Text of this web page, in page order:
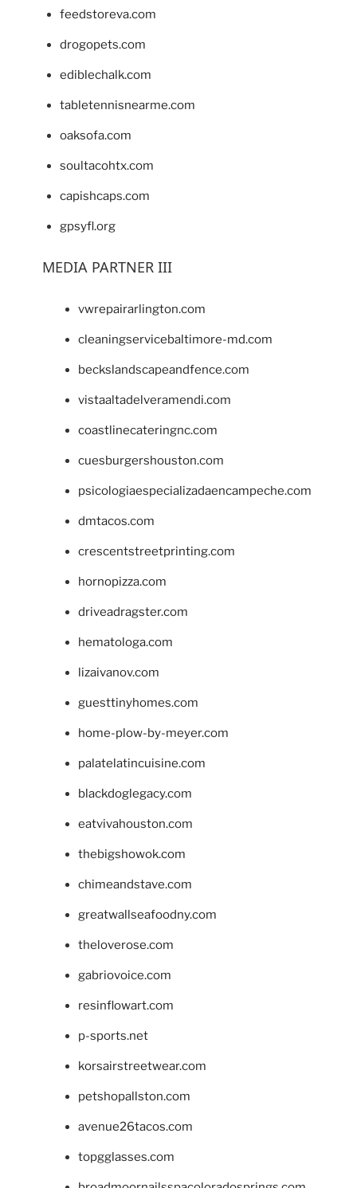
feedstoreva.com
drogopets.com
ediblechalk.com
tabletennisnearme.com
oaksofa.com
soultacohtx.com
capishcaps.com
gpsyfl.org
MEDIA PARTNER III
vwrepairarlington.com
cleaningservicebaltimore-md.com
beckslandscapeandfence.com
vistaaltadelveramendi.com
coastlinecateringnc.com
cuesburgershouston.com
psicologiaespecializadaencampeche.com
dmtacos.com
crescentstreetprinting.com
hornopizza.com
driveadragster.com
hematologa.com
lizaivanov.com
guesttinyhomes.com
home-plow-by-meyer.com
palatelatincuisine.com
blackdoglegacy.com
eatvivahouston.com
thebigshowok.com
chimeandstave.com
greatwallseafoodny.com
theloverose.com
gabriovoice.com
resinflowart.com
p-sports.net
korsairstreetwear.com
petshopallston.com
avenue26tacos.com
topgglasses.com